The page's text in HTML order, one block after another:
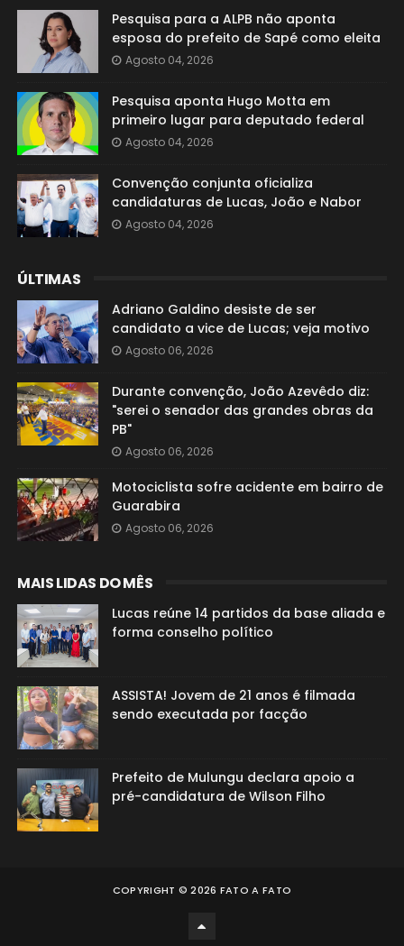
Pesquisa para a ALPB não aponta
esposa do prefeito de Sapé como eleita
Agosto 04, 2026
Pesquisa aponta Hugo Motta em
primeiro lugar para deputado federal
Agosto 04, 2026
Convenção conjunta oficializa
candidaturas de Lucas, João e Nabor
Agosto 04, 2026
ÚLTIMAS
Adriano Galdino desiste de ser
candidato a vice de Lucas; veja motivo
Agosto 06, 2026
Durante convenção, João Azevêdo diz:
"serei o senador das grandes obras da
PB"
Agosto 06, 2026
Motociclista sofre acidente em bairro de
Guarabira
Agosto 06, 2026
MAIS LIDAS DO MÊS
Lucas reúne 14 partidos da base aliada e
forma conselho político
ASSISTA! Jovem de 21 anos é filmada
sendo executada por facção
Prefeito de Mulungu declara apoio a
pré-candidatura de Wilson Filho
COPYRIGHT ©2026 FATO A FATO